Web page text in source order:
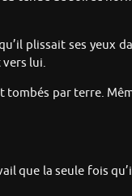
plissait ses yeux
lui.
tombés par terre.
que la seule fois